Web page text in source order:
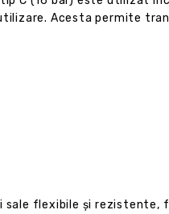
Acesta permite
sale flexibile și